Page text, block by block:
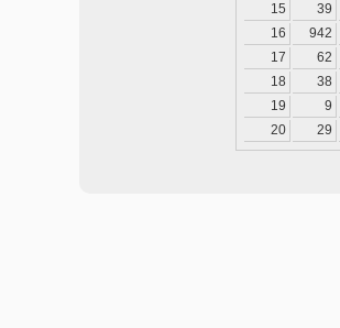
15
39
16
942
17
62
18
38
19
9
20
29